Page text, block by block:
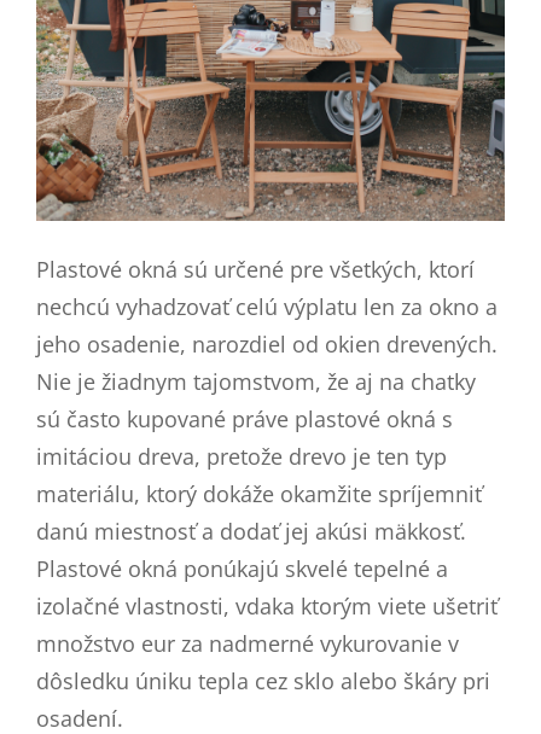
Plastové okná sú určené pre všetkých, ktorí
nechcú vyhadzovať celú výplatu len za okno a
jeho osadenie, narozdiel od okien drevených.
Nie je žiadnym tajomstvom, že aj na chatky
sú často kupované práve plastové okná s
imitáciou dreva, pretože drevo je ten typ
materiálu, ktorý dokáže okamžite spríjemniť
danú miestnosť a dodať jej akúsi mäkkosť.
Plastové okná ponúkajú skvelé tepelné a
izolačné vlastnosti, vdaka ktorým viete ušetriť
množstvo eur za nadmerné vykurovanie v
dôsledku úniku tepla cez sklo alebo škáry pri
osadení.